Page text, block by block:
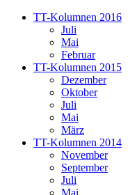
TT-Kolumnen 2016
Juli
Mai
Februar
TT-Kolumnen 2015
Dezember
Oktober
Juli
Mai
März
TT-Kolumnen 2014
November
September
Juli
Mai